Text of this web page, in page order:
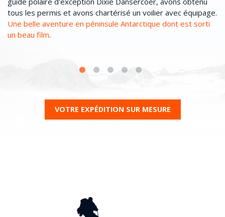
tous les permis et avons chartérisé un voilier avec équipage.
Une belle aventure en péninsule Antarctique dont est sorti
un beau film.
VOTRE EXPÉDITION SUR MESURE